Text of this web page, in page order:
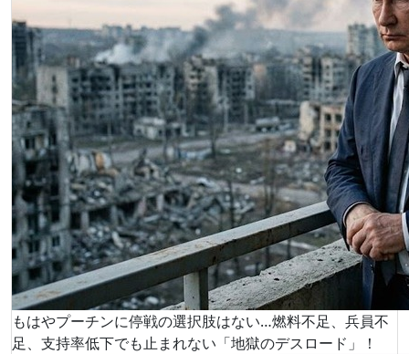
もはやプーチンに停戦の選択肢はない…燃料不足、兵員不
足、支持率低下でも止まれない「地獄のデスロード」！